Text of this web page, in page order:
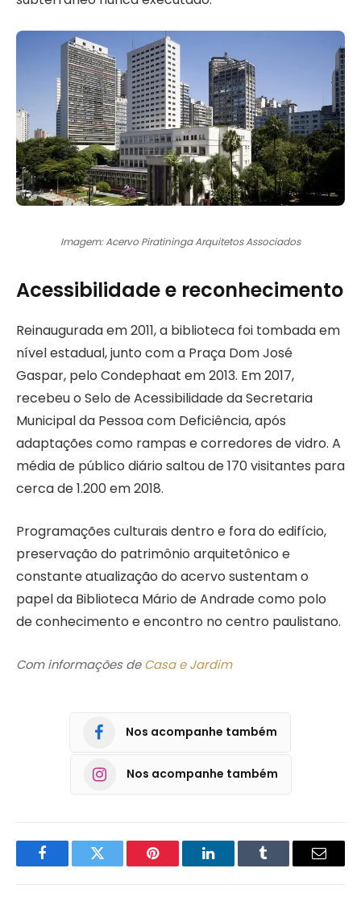
Imagem: Acervo Piratininga Arquitetos Associados
Acessibilidade e reconhecimento
Reinaugurada em 2011, a biblioteca foi tombada em
nível estadual, junto com a Praça Dom José
Gaspar, pelo Condephaat em 2013. Em 2017,
recebeu o Selo de Acessibilidade da Secretaria
Municipal da Pessoa com Deficiência, após
adaptações como rampas e corredores de vidro. A
média de público diário saltou de 170 visitantes para
cerca de 1.200 em 2018.
Programações culturais dentro e fora do edifício,
preservação do patrimônio arquitetônico e
constante atualização do acervo sustentam o
papel da Biblioteca Mário de Andrade como polo
de conhecimento e encontro no centro paulistano.
Com informações de Casa e Jardim
Nos acompanhe também
Nos acompanhe também
FacebookTwitter Pinterest LinkedInTumblr Email